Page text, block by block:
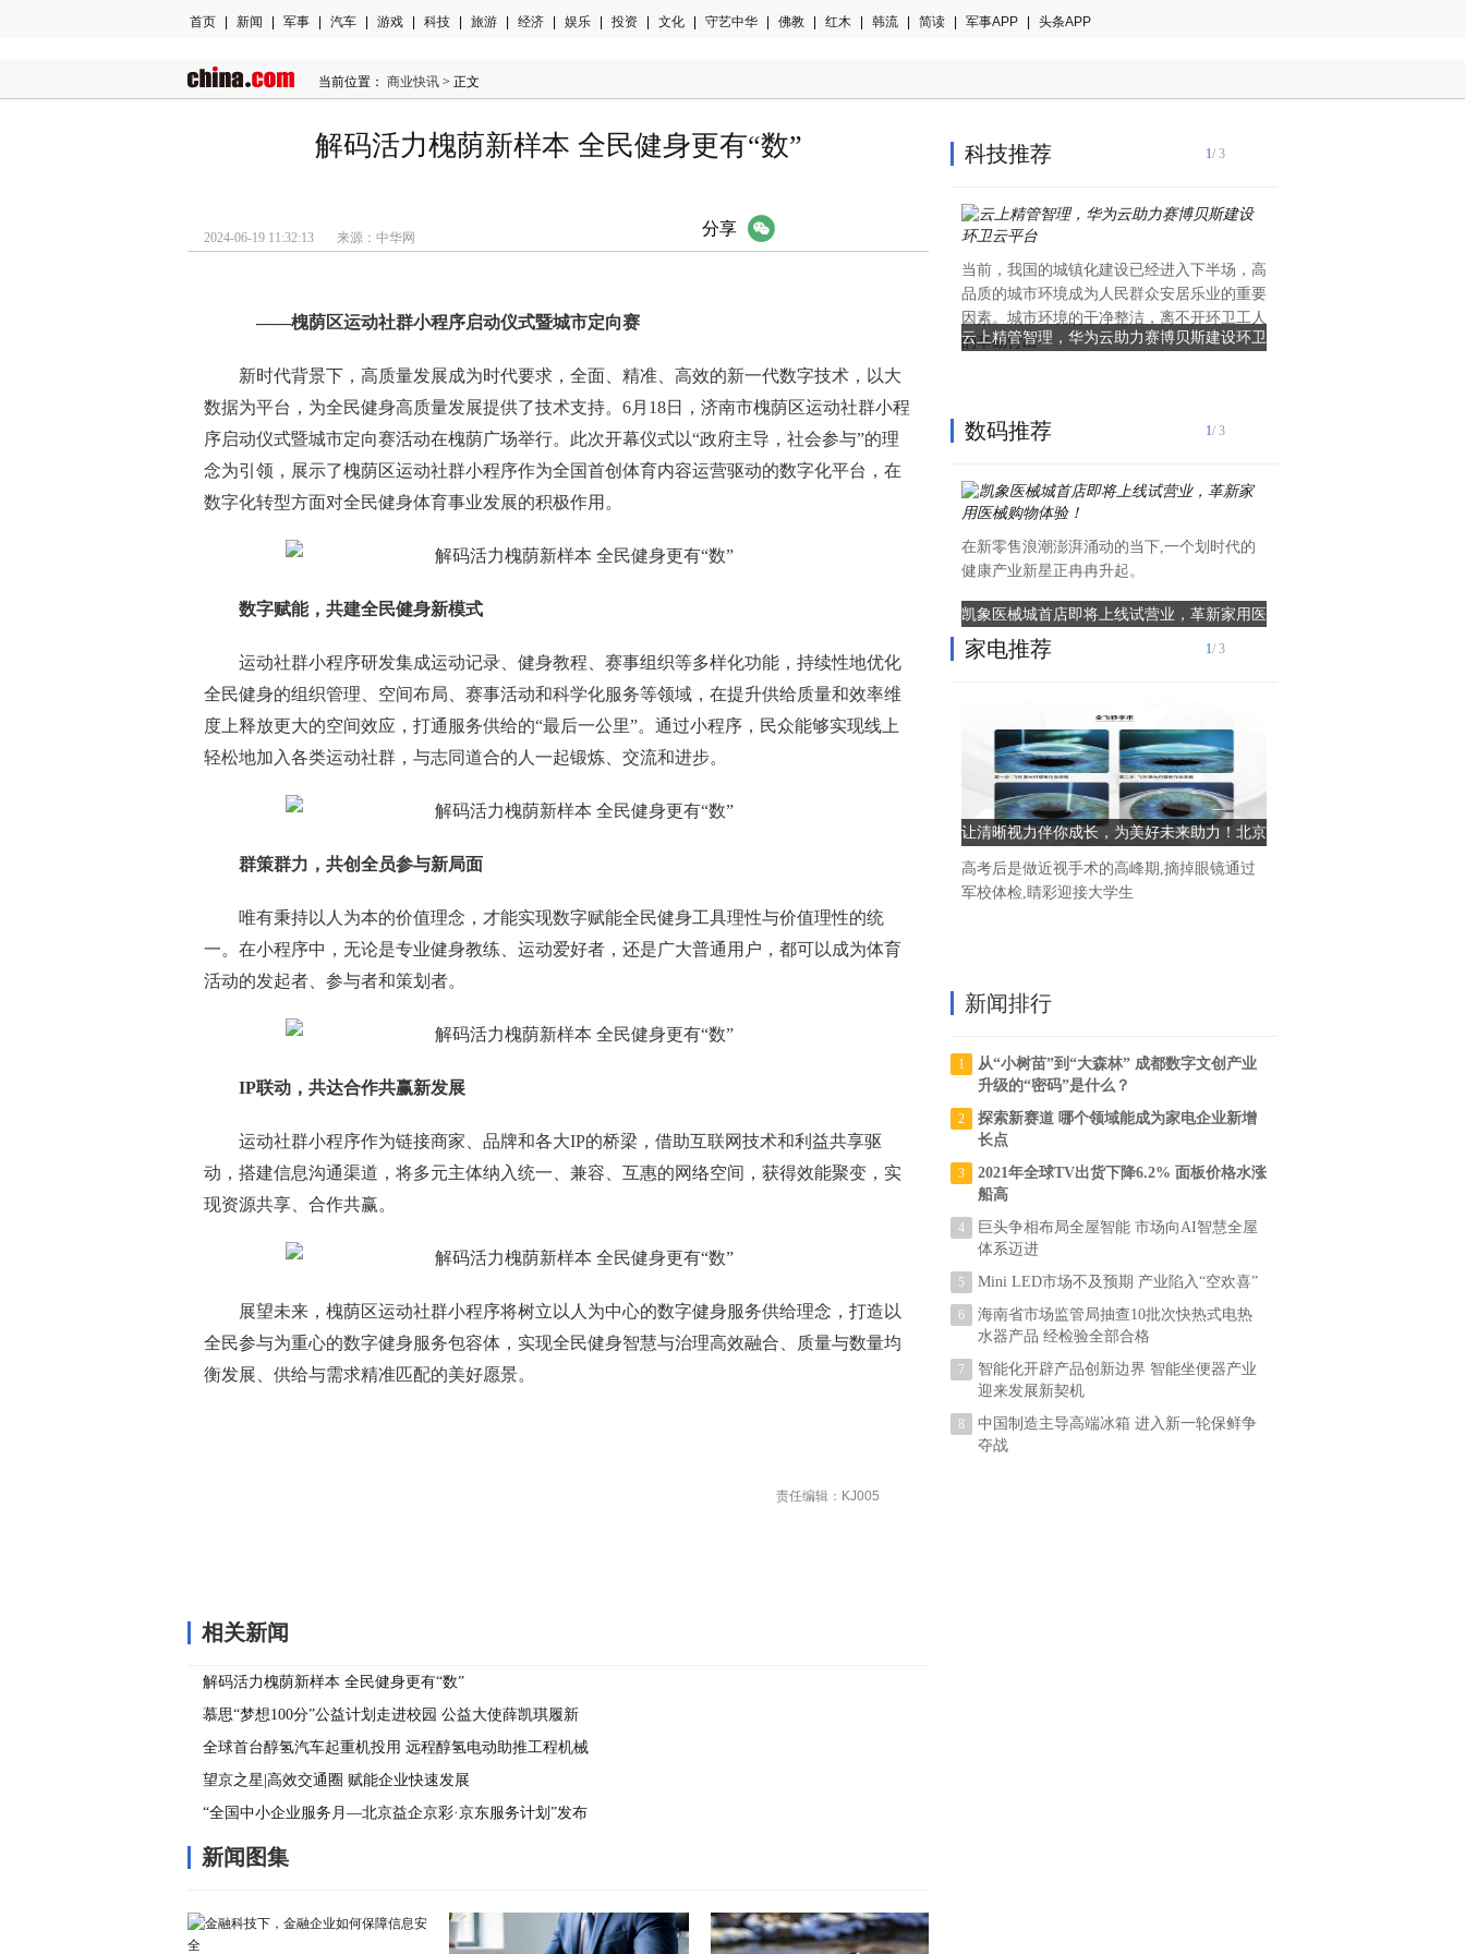
首页 新闻 军事 汽车 游戏 科技 旅游 经济 娱乐 投资 文化 守艺中华 佛教 红木 韩流 简读 军事APP 头条APP
当前位置： 商业快讯 > 正文
解码活力槐荫新样本 全民健身更有“数”
2024-06-19 11:32:13 来源：中华网 分享
——槐荫区运动社群小程序启动仪式暨城市定向赛
新时代背景下，高质量发展成为时代要求，全面、精准、高效的新一代数字技术，以大
数据为平台，为全民健身高质量发展提供了技术支持。6月18日，济南市槐荫区运动社群小程
序启动仪式暨城市定向赛活动在槐荫广场举行。此次开幕仪式以“政府主导，社会参与”的理
念为引领，展示了槐荫区运动社群小程序作为全国首创体育内容运营驱动的数字化平台，在
数字化转型方面对全民健身体育事业发展的积极作用。
数字赋能，共建全民健身新模式
运动社群小程序研发集成运动记录、健身教程、赛事组织等多样化功能，持续性地优化
全民健身的组织管理、空间布局、赛事活动和科学化服务等领域，在提升供给质量和效率维
度上释放更大的空间效应，打通服务供给的“最后一公里”。通过小程序，民众能够实现线上
轻松地加入各类运动社群，与志同道合的人一起锻炼、交流和进步。
群策群力，共创全员参与新局面
唯有秉持以人为本的价值理念，才能实现数字赋能全民健身工具理性与价值理性的统
一。在小程序中，无论是专业健身教练、运动爱好者，还是广大普通用户，都可以成为体育
活动的发起者、参与者和策划者。
IP联动，共达合作共赢新发展
运动社群小程序作为链接商家、品牌和各大IP的桥梁，借助互联网技术和利益共享驱
动，搭建信息沟通渠道，将多元主体纳入统一、兼容、互惠的网络空间，获得效能聚变，实
现资源共享、合作共赢。
展望未来，槐荫区运动社群小程序将树立以人为中心的数字健身服务供给理念，打造以
全民参与为重心的数字健身服务包容体，实现全民健身智慧与治理高效融合、质量与数量均
衡发展、供给与需求精准匹配的美好愿景。
责任编辑：KJ005
相关新闻
解码活力槐荫新样本 全民健身更有“数”
慕思“梦想100分”公益计划走进校园 公益大使薛凯琪履新
梦想守护者
全球首台醇氢汽车起重机投用 远程醇氢电动助推工程机械
新能源变革
望京之星|高效交通圈 赋能企业快速发展
“全国中小企业服务月—北京益企京彩·京东服务计划”发布
全方位保障中小企业高效经营
新闻图集
科技推荐
云上精管智理，华为云助力赛博贝斯建设环卫
当前，我国的城镇化建设已经进入下半场，高
品质的城市环境成为人民群众安居乐业的重要
因素。城市环境的干净整洁，离不开环卫工人
的辛勤付出
1/ 3
数码推荐
凯象医械城首店即将上线试营业，革新家用医
在新零售浪潮澎湃涌动的当下,一个划时代的
健康产业新星正冉冉升起。
1/ 3
家电推荐
让清晰视力伴你成长，为美好未来助力！北京
茗视光眼科周跃华谈全飞秒和半飞秒的区别
高考后是做近视手术的高峰期,摘掉眼镜通过
军校体检,睛彩迎接大学生
1/ 3
新闻排行
1
从“小树苗”到“大森林” 成都数字文创产业
升级的“密码”是什么？
2
探索新赛道 哪个领域能成为家电企业新增
长点
3
2021年全球TV出货下降6.2% 面板价格水涨
船高
4
巨头争相布局全屋智能 市场向AI智慧全屋
体系迈进
5 Mini LED市场不及预期 产业陷入“空欢喜”
6
海南省市场监管局抽查10批次快热式电热
水器产品 经检验全部合格
7
智能化开辟产品创新边界 智能坐便器产业
迎来发展新契机
8
中国制造主导高端冰箱 进入新一轮保鲜争
夺战